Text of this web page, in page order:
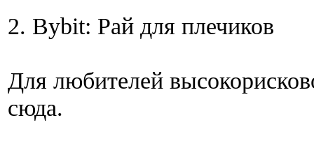
2. Bybit: Рай для плечиков
Для любителей
сюда.